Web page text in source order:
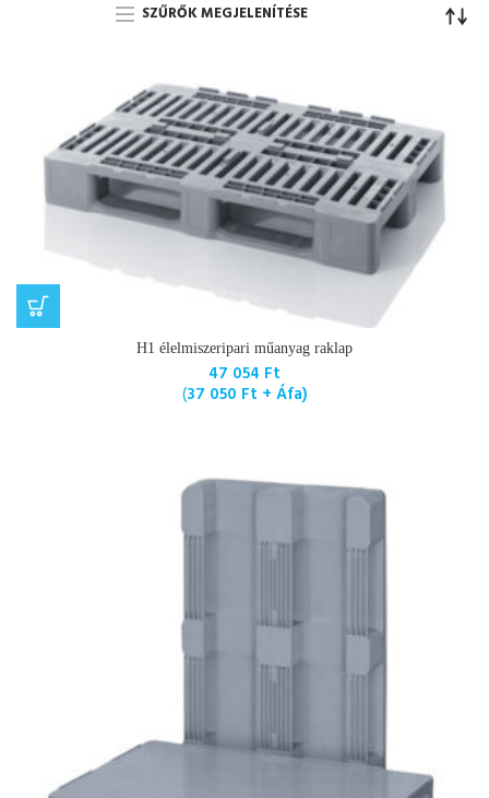
SZŰRŐK MEGJELENÍTÉSE
H1 élelmiszeripari műanyag raklap
47 054 Ft
(37 050 Ft + Áfa)